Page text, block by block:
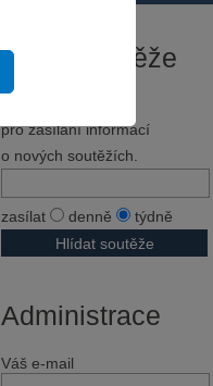
Hlídat soutěže
pro zasílání informací
o nových soutěžích.
zasílat denně týdně
Administrace
Váš e-mail